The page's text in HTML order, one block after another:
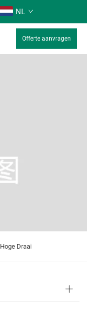
NL
Offerte aanvragen
Hoge Draai